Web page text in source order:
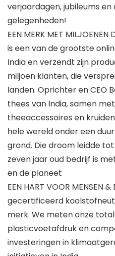
verjaardagen, jubileums
gelegenheden!
EEN MERK MET
is een van de grootste
India en verzendt zijn
miljoen klanten, die
landen. Oprichter en CEO
thees van India, samen
theeaccessoires en
hele wereld onder een
grond. Die droom leidde
zeven jaar oud bedrijf is
en de planeet
EEN HART VOOR MENSEN
gecertificeerd
merk. We meten onze
plasticvoetafdruk en
investeringen in